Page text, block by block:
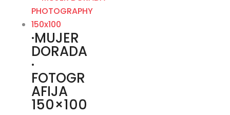
·MUJER
DORADA
·
FOTOGR
AFIJA
150×100